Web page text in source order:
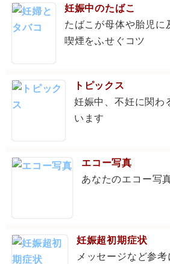
妊娠中のたばこ
たばこが母体や胎児に
喫煙をふせぐコツ
トピックス
妊娠中、不妊に関わ
います
エコー写真
あなたのエコー写
妊娠超初期症状
メッセージなど参